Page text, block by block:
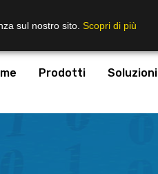
Prodotti Soluzioni
sul nostro sito. Scopri di più